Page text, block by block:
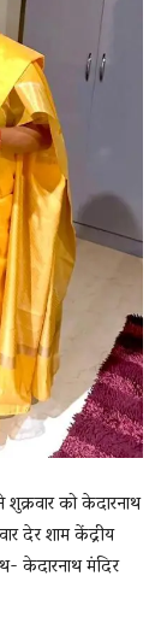
शुक्रवार को केदारनाथ
देर शाम केंद्रीय
केदारनाथ मंदिर